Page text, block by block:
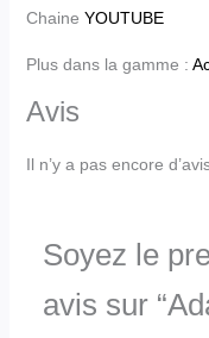
Chaine YOUTUBE
Plus dans la gamme :
Avis
Il n’y a pas encore
Soyez le
avis sur